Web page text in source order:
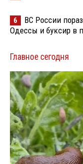
6
ВС России
Одессы и буксир в
Главное сегодня